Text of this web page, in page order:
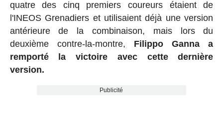
quatre des cinq premiers coureurs étaient de
l'INEOS Grenadiers et utilisaient déjà une version
antérieure de la combinaison, mais lors du
deuxième contre-la-montre, Filippo Ganna a
remporté la victoire avec cette dernière
version.
Publicité